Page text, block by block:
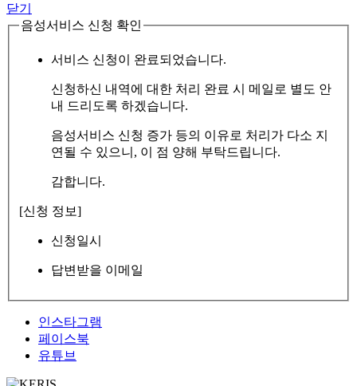
닫기
음성서비스 신청 확인
서비스 신청이 완료되었습니다.
신청하신 내역에 대한 처리 완료 시 메일로 별도 안
내 드리도록 하겠습니다.
음성서비스 신청 증가 등의 이유로 처리가 다소 지
연될 수 있으니, 이 점 양해 부탁드립니다.
감합니다.
[신청 정보]
신청일시
답변받을 이메일
인스타그램
페이스북
유튜브